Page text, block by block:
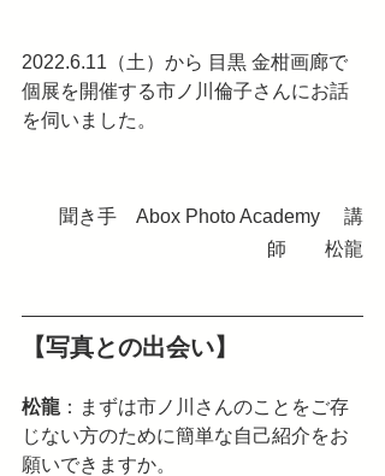
2022.6.11（土）から 目黒 金柑画廊で
個展を開催する市ノ川倫子さんにお話
を伺いました。
聞き手　Abox Photo Academy　 講
師　　松龍
【写真との出会い】
松龍：まずは市ノ川さんのことをご存
じない方のために簡単な自己紹介をお
願いできますか。